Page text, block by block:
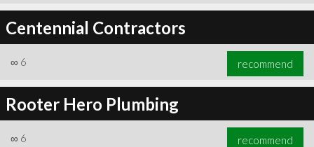
Centennial Contractors
∞ 6 recommend
Rooter Hero Plumbing
∞ 6 recommend